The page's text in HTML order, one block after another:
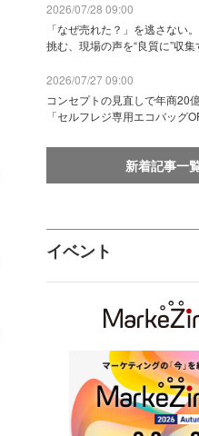
2026/07/28 09:00
「なぜ売れた？」を逃さない
挑む、現場の声を“良質に”収
2026/07/27 09:00
コンセプトの見直しで年商
「セルフレジ専用エコバッグ
新着記事一
イベント